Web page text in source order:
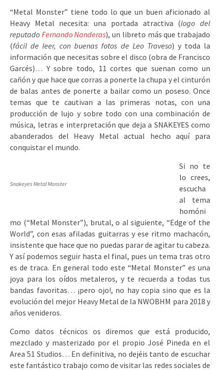
“Metal Monster” tiene todo lo que un buen aficionado al
Heavy Metal necesita: una portada atractiva (logo del
reputado Fernando Nanderas), un libreto más que trabajado
(fácil de leer, con buenas fotos de Leo Traveso) y toda la
información que necesitas sobre el disco (obra de Francisco
Garcés)… Y sobre todo, 11 cortes que suenan como un
cañón y que hace que corras a ponerte la chupa y el cinturón
de balas antes de ponerte a bailar como un poseso. Once
temas que te cautivan a las primeras notas, con una
producción de lujo y sobre todo con una combinación de
música, letras e interpretación que deja a SNAKEYES como
abanderados del Heavy Metal actual hecho aquí para
conquistar el mundo.
Snakeyes Metal Monster
Si no te
lo crees,
escucha
al tema
homóni
mo (“Metal Monster”), brutal, o al siguiente, “Edge of the
World”, con esas afiladas guitarras y ese ritmo machacón,
insistente que hace que no puedas parar de agitar tu cabeza.
Y así podemos seguir hasta el final, pues un tema tras otro
es de traca. En general todo este “Metal Monster” es una
joya para los oídos metaleros, y te recuerda a todas tus
bandas favoritas… ¡pero ojo!, no hay copia sino que es la
evolución del mejor Heavy Metal de la NWOBHM para 2018 y
años venideros.
Como datos técnicos os diremos que está producido,
mezclado y masterizado por el propio José Pineda en el
Area 51 Studios… En definitiva, no dejéis tanto de escuchar
este fantástico trabajo como de visitar las redes sociales de